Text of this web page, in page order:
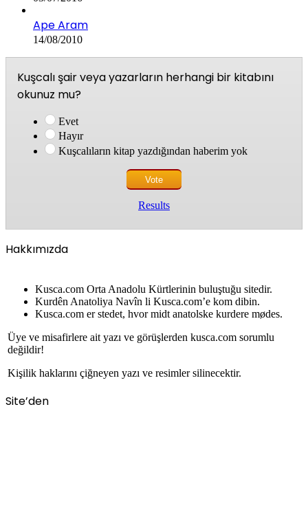
Ape Aram
14/08/2010
Kuşcalı şair veya yazarların herhangi bir kitabını
okunuz mu?
Evet
Hayır
Kuşcalıların kitap yazdığından haberim yok
Results
Hakkımızda
Kusca.com Orta Anadolu Kürtlerinin buluştuğu sitedir.
Kurdên Anatoliya Navîn li Kusca.com’e kom dibin.
Kusca.com er stedet, hvor midt anatolske kurdere mødes.
Üye ve misafirlere ait yazı ve görüşlerden kusca.com sorumlu
değildir!
Kişilik haklarını çiğneyen yazı ve resimler silinecektir.
Site’den